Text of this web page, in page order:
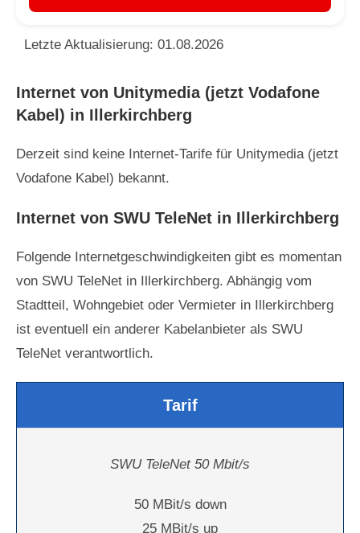
Letzte Aktualisierung: 01.08.2026
Internet von Unitymedia (jetzt Vodafone
Kabel) in Illerkirchberg
Derzeit sind keine Internet-Tarife für Unitymedia (jetzt
Vodafone Kabel) bekannt.
Internet von SWU TeleNet in Illerkirchberg
Folgende Internetgeschwindigkeiten gibt es momentan
von SWU TeleNet in Illerkirchberg. Abhängig vom
Stadtteil, Wohngebiet oder Vermieter in Illerkirchberg
ist eventuell ein anderer Kabelanbieter als SWU
TeleNet verantwortlich.
Tarif
SWU TeleNet 50 Mbit/s
50 MBit/s down
25 MBit/s up